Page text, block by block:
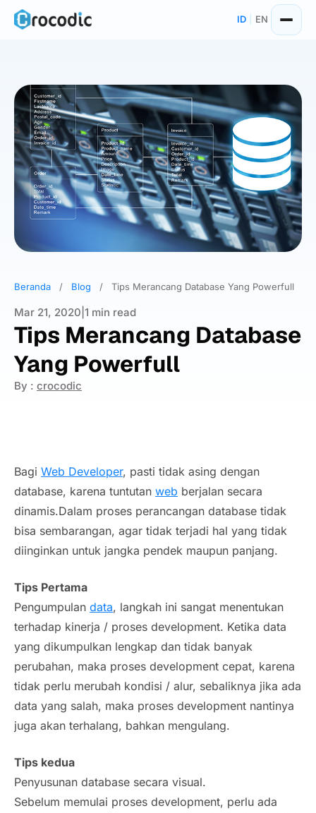
Skip
ID EN
Beranda / Blog / Tips Merancang Database Yang Powerfull
Mar 21, 2020 1 min read
Tips Merancang Database
Yang Powerfull
By : crocodic
Bagi Web Developer, pasti tidak asing dengan
database, karena tuntutan web berjalan secara
dinamis.Dalam proses perancangan database tidak
bisa sembarangan, agar tidak terjadi hal yang tidak
diinginkan untuk jangka pendek maupun panjang.
Tips Pertama
Pengumpulan data, langkah ini sangat menentukan
terhadap kinerja / proses development. Ketika data
yang dikumpulkan lengkap dan tidak banyak
perubahan, maka proses development cepat, karena
tidak perlu merubah kondisi / alur, sebaliknya jika ada
data yang salah, maka proses development nantinya
juga akan terhalang, bahkan mengulang.
Tips kedua
Penyusunan database secara visual.
Sebelum memulai proses development, perlu ada